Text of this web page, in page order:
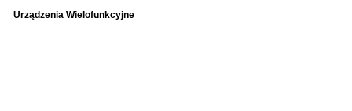
Urządzenia Wielofunkcyjne